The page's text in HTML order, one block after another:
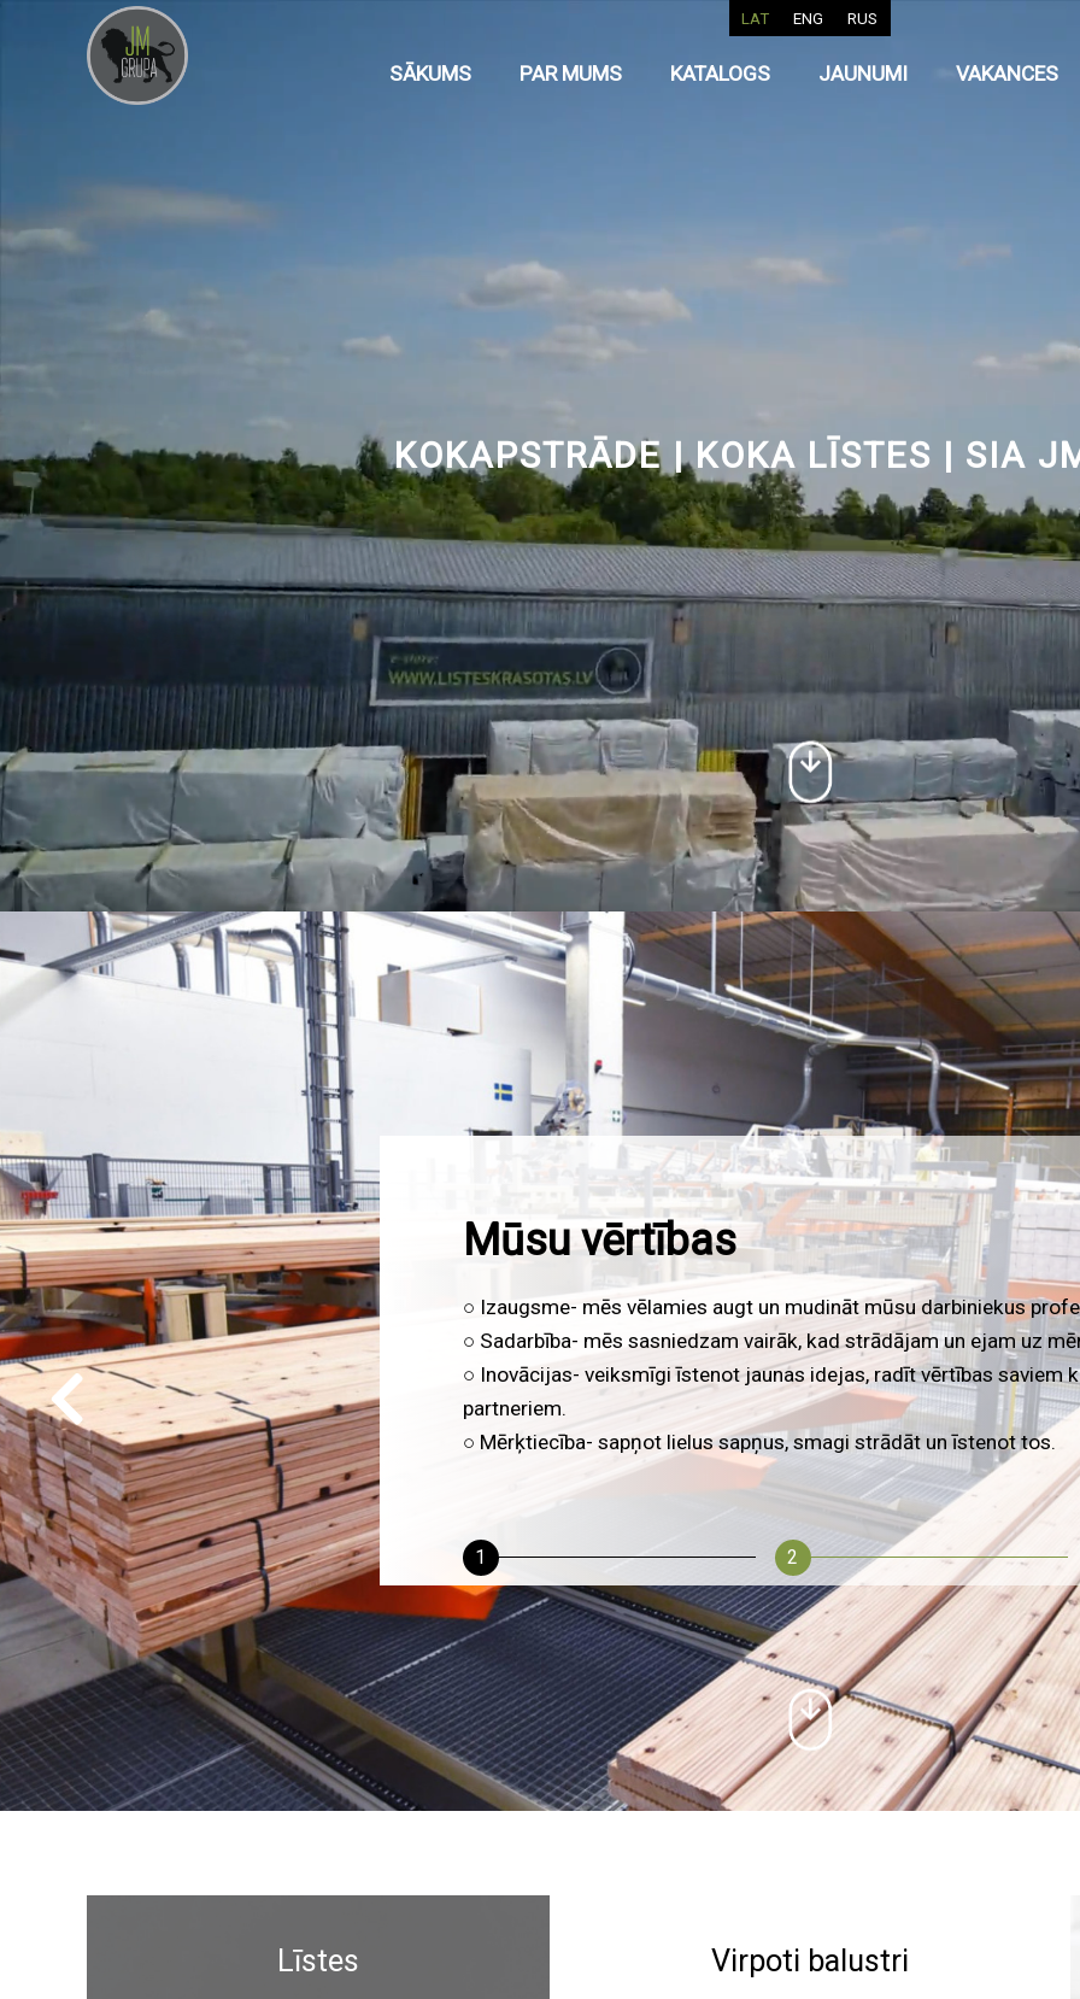
LAT ENG RUS
SĀKUMS PAR MUMS KATALOGS JAUNUMI VAKANCES
KOKAPSTRĀDE | KOKA LĪSTES | SIA
Mērķi un uzdevumi
○ Ieguldīt mūsu darbinieku attīstībā un labbūtībā.
○ Sadarboties ar klientiem, lai izstrādātu risinājumus.
○ Palielināt zīmola atpazīstamību.
○ Instalēt rīkus un sistēmas, lai palielinātu produktivitāti.
○ Paplašināt produktu klāstu un iekarot jaunus tirgus.
1 2
Līstes Virpoti balustri